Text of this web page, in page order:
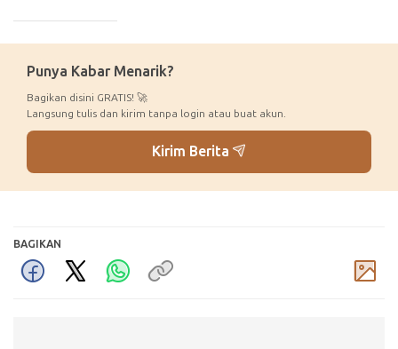
Punya Kabar Menarik?
Bagikan disini GRATIS! 🚀
Langsung tulis dan kirim tanpa login atau buat akun.
Kirim Berita
BAGIKAN